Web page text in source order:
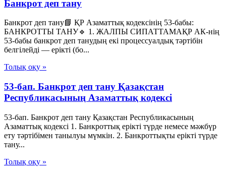
Банкрот деп тану
Банкрот деп тану📘 ҚР Азаматтық кодексінің 53-бабы:
БАНКРОТТЫ ТАНУ🔹 1. ЖАЛПЫ СИПАТТАМАҚР АК-нің
53-бабы банкрот деп танудың екі процессуалдық тәртібін
белгілейді — ерікті (бо...
Толық оқу »
53-бап. Банкрот деп тану Қазақстан
Республикасының Азаматтық кодексi
53-бап. Банкрот деп тану Қазақстан Республикасының
Азаматтық кодексi 1. Банкроттық ерiктi түрде немесе мәжбүр
ету тәртiбiмен танылуы мүмкiн. 2. Банкроттықты ерiктi түрде
тану...
Толық оқу »